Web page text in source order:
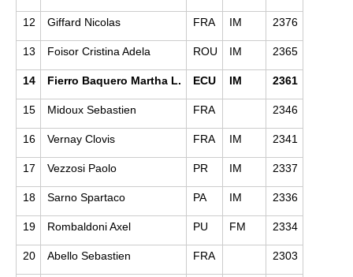
12 Giffard Nicolas FRA IM 2376
13 Foisor Cristina Adela ROU IM 2365
14 Fierro Baquero Martha L. ECU IM 2361
15 Midoux Sebastien FRA 2346
16 Vernay Clovis FRA IM 2341
17 Vezzosi Paolo PR IM 2337
18 Sarno Spartaco PA IM 2336
19 Rombaldoni Axel PU FM 2334
20 Abello Sebastien FRA 2303